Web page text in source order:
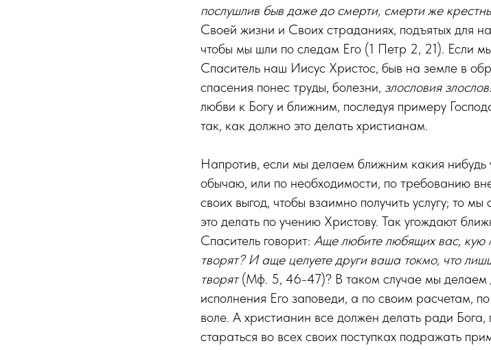
послушлив быв даже до смерти, смерти же
Своей жизни и Своих страданиях, подъятых для
чтобы мы шли по следам Его (1 Петр 2, 21). Если
Спаситель наш Иисус Христос, быв на земле в
спасения понес труды, болезни, злословия
любви к Богу и ближним, последуя примеру
так, как должно это делать христианам.
Напротив, если мы делаем ближним какия нибудь
обычаю, или по необходимости, по требованию
своих выгод, чтобы взаимно получить услугу; то
это делать по учению Христову. Так угождают
Спаситель говорит: Аще любите любящих вас, кую
творят? И аще целуете други ваша токмо, что
творят(Мф. 5, 46-47)? В таком случае мы делаем
исполнения Его заповеди, а по своим расчетам,
воле. А христианин все должен делать ради
стараться во всех своих поступках подражать